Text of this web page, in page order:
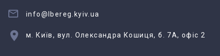
info@lbereg.kyiv.ua
м. Київ, вул. Олександра Кошиця, б. 7А, офіс 2